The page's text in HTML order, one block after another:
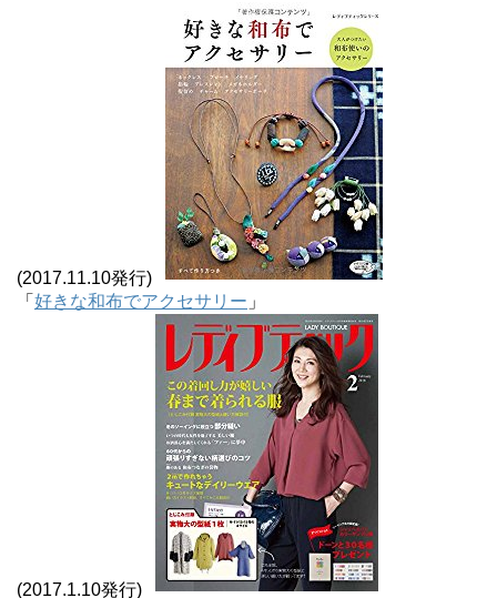
(2017.11.10発行)
「 好きな和布でアクセサリー 」
(2017.1.10発行)